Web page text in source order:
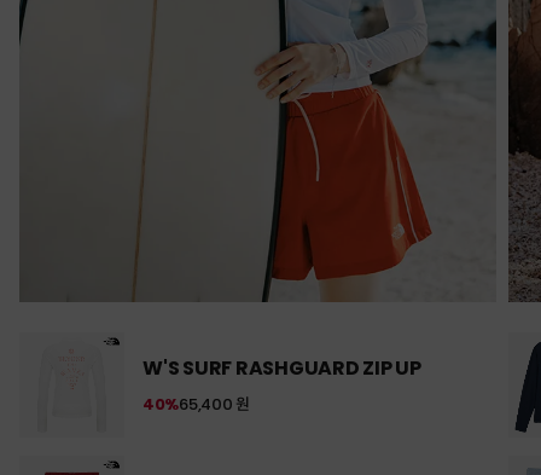
W'S SURF RASHGUARD ZIP UP
65,400 원
40%